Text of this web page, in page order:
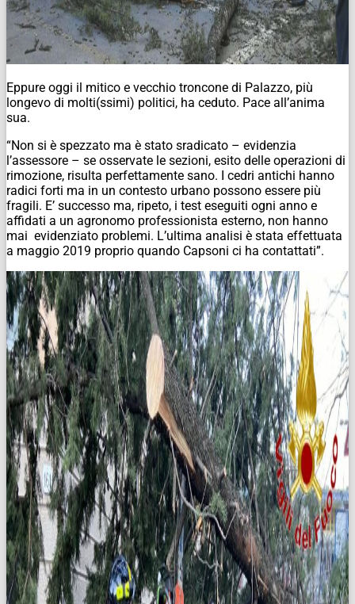
Eppure oggi il mitico e vecchio troncone di Palazzo, più
longevo di molti(ssimi) politici, ha ceduto. Pace all’anima
sua.
“Non si è spezzato ma è stato sradicato – evidenzia
l’assessore – se osservate le sezioni, esito delle operazioni di
rimozione, risulta perfettamente sano. I cedri antichi hanno
radici forti ma in un contesto urbano possono essere più
fragili. E’ successo ma, ripeto, i test eseguiti ogni anno e
affidati a un agronomo professionista esterno, non hanno
mai evidenziato problemi. L’ultima analisi è stata effettuata
a maggio 2019 proprio quando Capsoni ci ha contattati”.